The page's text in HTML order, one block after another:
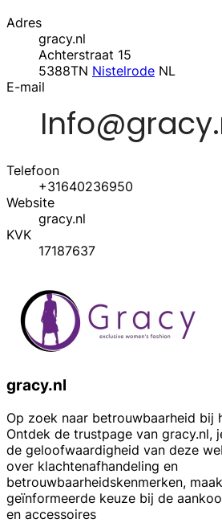
Adres
gracy.nl
Achterstraat 15
5388TN Nistelrode NL
E-mail
Telefoon
+31640236950
Website
gracy.nl
KVK
17187637
gracy.nl
Op zoek naar betrouwbaarheid bij
Ontdek de trustpage van gracy.nl,
de geloofwaardigheid van deze
over klachtenafhandeling en
betrouwbaarheidskenmerken,
geïnformeerde keuze bij de
en accessoires